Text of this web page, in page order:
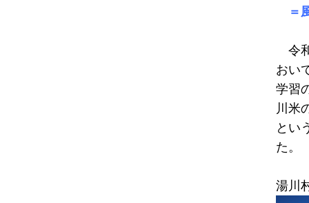
＝
令
おい
学習
川米
とい
た。
湯川